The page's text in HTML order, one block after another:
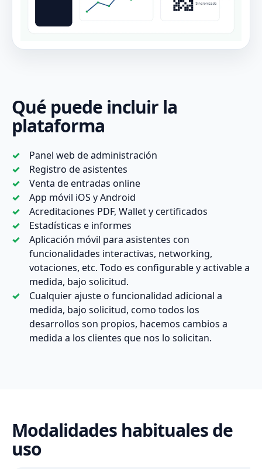
Qué puede incluir la
plataforma
Panel web de administración
Registro de asistentes
Venta de entradas online
App móvil iOS y Android
Acreditaciones PDF, Wallet y certificados
Estadísticas e informes
Aplicación móvil para asistentes con
funcionalidades interactivas, networking,
votaciones, etc. Todo es configurable y activable a
medida, bajo solicitud.
Cualquier ajuste o funcionalidad adicional a
medida, bajo solicitud, como todos los
desarrollos son propios, hacemos cambios a
medida a los clientes que nos lo solicitan.
Modalidades habituales de
uso